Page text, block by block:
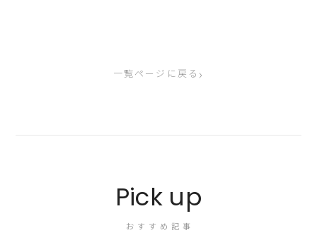
一覧ページに戻る ›
Pick up
おすすめ記事